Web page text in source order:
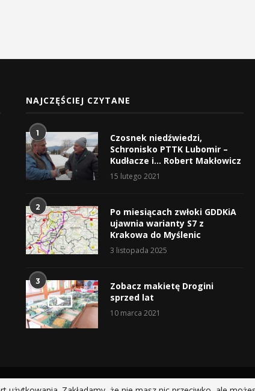
NAJCZĘŚCIEJ CZYTANE
1
Czosnek niedźwiedzi,
Schronisko PTTK Lubomir –
Kudłacze i… Robert Makłowicz
15 lutego 2021
2
Po miesiącach zwłoki GDDKiA
ujawnia warianty S7 z
Krakowa do Myślenic
3 listopada 2025
3
Zobacz makietę Drogini
sprzed lat
10 marca 2021
@2019 - All Right Reserved.